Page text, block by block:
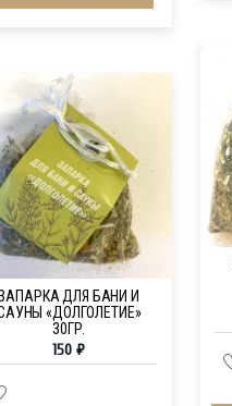
ДЛЯ БАНИ И
«ДОЛГОЛЕТИЕ»
30ГР.
150₽